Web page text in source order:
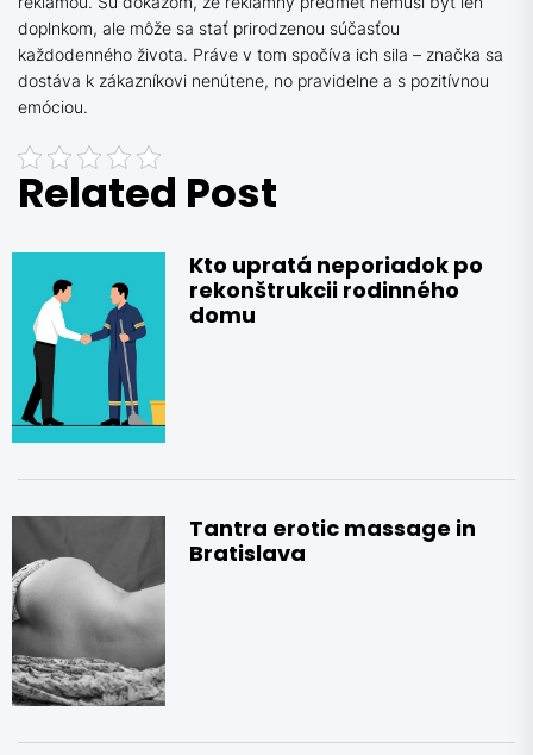
doplnkom, ale môže sa stať prirodzenou súčasťou
každodenného života. Práve v tom spočíva ich sila – značka sa
dostáva k zákazníkovi nenútene, no pravidelne a s pozitívnou
emóciou.
Related Post
Kto upratá neporiadok po
rekonštrukcii rodinného
domu
Tantra erotic massage in
Bratislava